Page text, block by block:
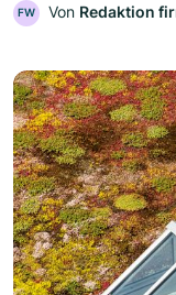
FW Von Redaktion